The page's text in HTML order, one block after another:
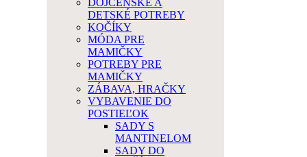
DOJČENSKÉ A
DETSKÉ POTREBY
KOČÍKY
MÓDA PRE
MAMIČKY
POTREBY PRE
MAMIČKY
ZÁBAVA, HRAČKY
VYBAVENIE DO
POSTIEĽOK
SADY S
MANTINELOM
SADY DO